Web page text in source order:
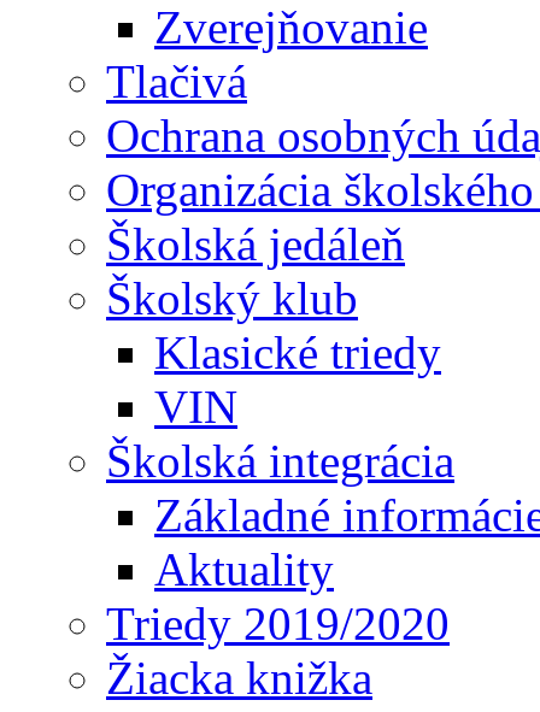
Zverejňovanie
Tlačivá
Ochrana osobných
Organizácia
Školská jedáleň
Školský klub
Klasické triedy
VIN
Školská integrácia
Základné
Aktuality
Triedy 2019/2020
Žiacka knižka